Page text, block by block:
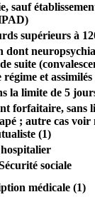
sauf
supérieurs à
dont
suite
et assimilés
la limite de 5
forfaitaire, sans
; autre cas voir
(1)
sociale
médicale (1)